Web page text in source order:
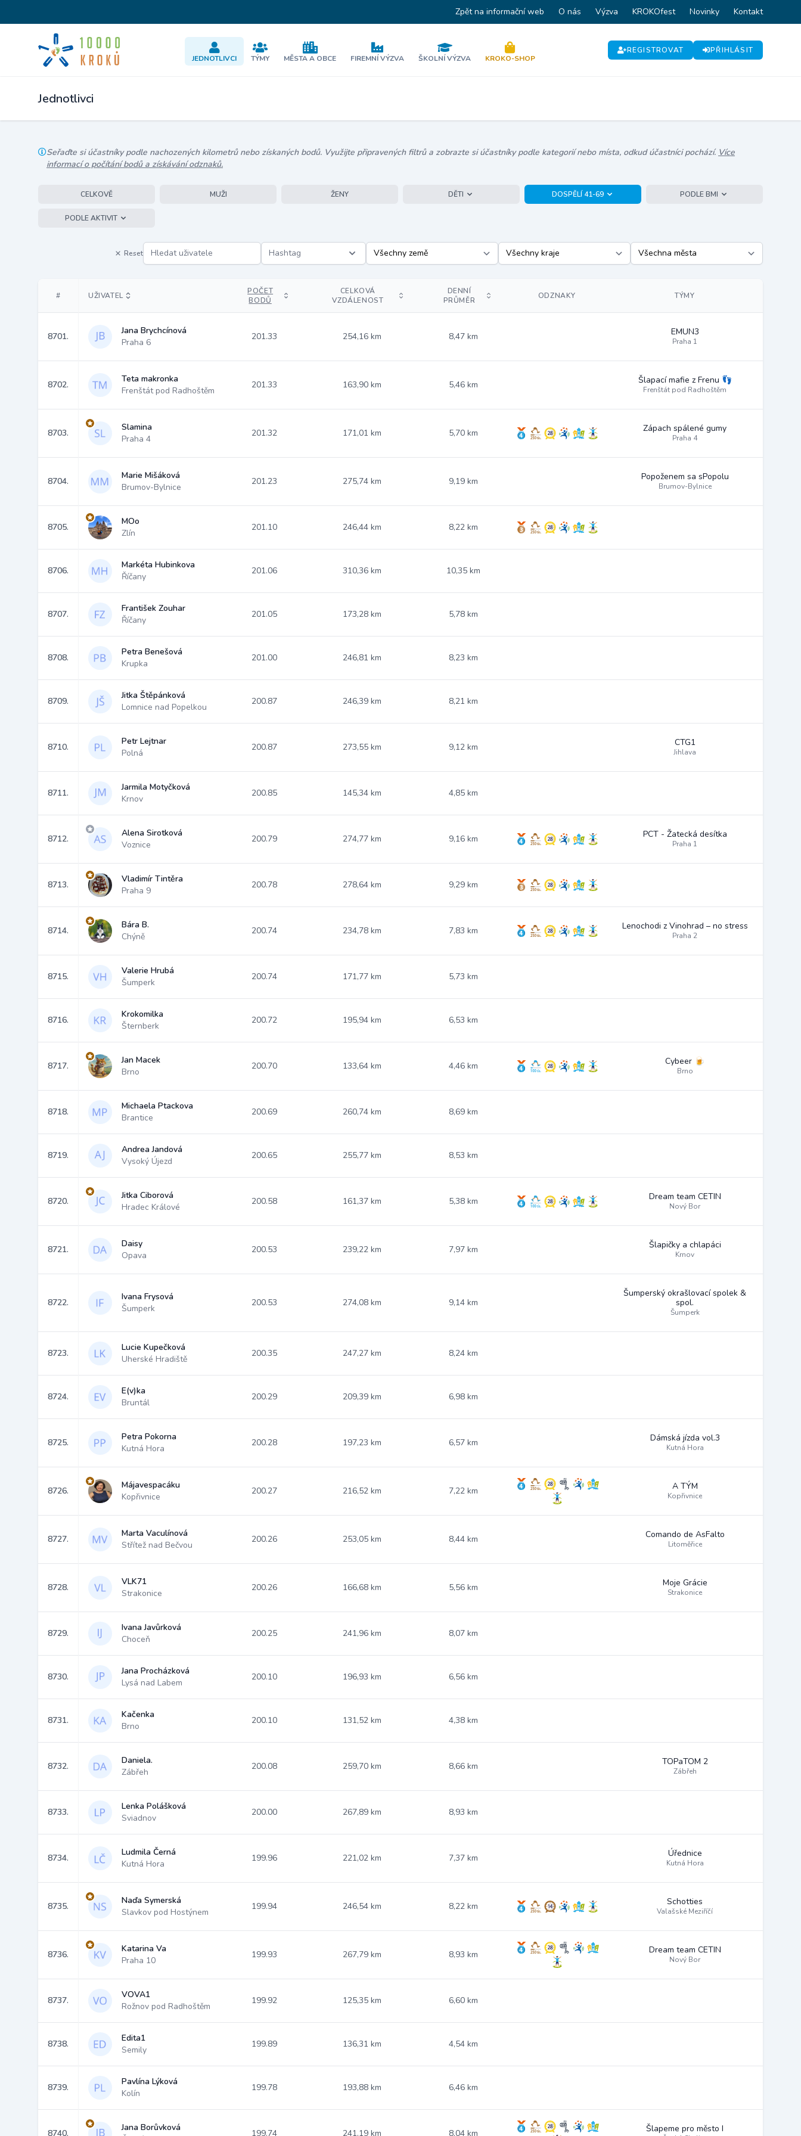
Zpět na informační web O nás Výzva KROKOfest Novinky Kontakt
JEDNOTLIVCI TÝMY MĚSTA A OBCE FIREMNÍ VÝZVA ŠKOLNÍ VÝZVA KROKO-SHOP
REGISTROVAT PŘIHLÁSIT
Jednotlivci
Seřaďte si účastníky podle nachozených kilometrů nebo získaných bodů. Využijte připravených filtrů a zobrazte si účastníky podle kategorií nebo místa, odkud účastníci pochází. Více
informací o počítání bodů a získávání odznaků.
CELKOVĚ MUŽI ŽENY DĚTI DOSPĚLÍ 41-69 PODLE BMI
PODLE AKTIVIT
Reset Hashtag
# UŽIVATEL
POČET
BODŮ
CELKOVÁ
VZDÁLENOST
DENNÍ
PRŮMĚR
ODZNAKY TÝMY
8701.
Jana Brychcínová
Praha 6
201.33 254,16 km 8,47 km EMUN3
Praha 1
8702.
Teta makronka
Frenštát pod Radhoštěm
201.33 163,90 km 5,46 km Šlapací mafie z Frenu 👣
Frenštát pod Radhoštěm
8703.
Slamina
Praha 4
201.32 171,01 km 5,70 km Zápach spálené gumy
Praha 4
8704.
Marie Mišáková
Brumov-Bylnice
201.23 275,74 km 9,19 km Popoženem sa sPopolu
Brumov-Bylnice
8705.
MOo
Zlín
201.10 246,44 km 8,22 km
8706.
Markéta Hubinkova
Říčany
201.06 310,36 km 10,35 km
8707.
František Zouhar
Říčany
201.05 173,28 km 5,78 km
8708.
Petra Benešová
Krupka
201.00 246,81 km 8,23 km
8709.
Jitka Štěpánková
Lomnice nad Popelkou
200.87 246,39 km 8,21 km
8710.
Petr Lejtnar
Polná
200.87 273,55 km 9,12 km CTG1
Jihlava
8711.
Jarmila Motyčková
Krnov
200.85 145,34 km 4,85 km
8712.
Alena Sirotková
Voznice
200.79 274,77 km 9,16 km PCT - Žatecká desítka
Praha 1
8713.
Vladimír Tintěra
Praha 9
200.78 278,64 km 9,29 km
8714.
Bára B.
Chýně
200.74 234,78 km 7,83 km Lenochodi z Vinohrad – no stress
Praha 2
8715.
Valerie Hrubá
Šumperk
200.74 171,77 km 5,73 km
8716.
Krokomilka
Šternberk
200.72 195,94 km 6,53 km
8717.
Jan Macek
Brno
200.70 133,64 km 4,46 km Cybeer 🍺
Brno
8718.
Michaela Ptackova
Brantice
200.69 260,74 km 8,69 km
8719.
Andrea Jandová
Vysoký Újezd
200.65 255,77 km 8,53 km
8720.
Jitka Ciborová
Hradec Králové
200.58 161,37 km 5,38 km Dream team CETIN
Nový Bor
8721.
Daisy
Opava
200.53 239,22 km 7,97 km Šlapičky a chlapáci
Krnov
8722.
Ivana Frysová
Šumperk
200.53 274,08 km 9,14 km
Šumperský okrašlovací spolek &
spol.
Šumperk
8723.
Lucie Kupečková
Uherské Hradiště
200.35 247,27 km 8,24 km
8724.
E(v)ka
Bruntál
200.29 209,39 km 6,98 km
8725.
Petra Pokorna
Kutná Hora
200.28 197,23 km 6,57 km Dámská jízda vol.3
Kutná Hora
8726.
Májavespacáku
Kopřivnice
200.27 216,52 km 7,22 km A TÝM
Kopřivnice
8727.
Marta Vaculínová
Střítež nad Bečvou
200.26 253,05 km 8,44 km Comando de AsFalto
Litoměřice
8728.
VLK71
Strakonice
200.26 166,68 km 5,56 km Moje Grácie
Strakonice
8729.
Ivana Javůrková
Choceň
200.25 241,96 km 8,07 km
8730.
Jana Procházková
Lysá nad Labem
200.10 196,93 km 6,56 km
8731.
Kačenka
Brno
200.10 131,52 km 4,38 km
8732.
Daniela.
Zábřeh
200.08 259,70 km 8,66 km TOPaTOM 2
Zábřeh
8733.
Lenka Polášková
Sviadnov
200.00 267,89 km 8,93 km
8734.
Ludmila Černá
Kutná Hora
199.96 221,02 km 7,37 km Úřednice
Kutná Hora
8735.
Naďa Symerská
Slavkov pod Hostýnem
199.94 246,54 km 8,22 km Schotties
Valašské Meziříčí
8736.
Katarina Va
Praha 10
199.93 267,79 km 8,93 km Dream team CETIN
Nový Bor
8737.
VOVA1
Rožnov pod Radhoštěm
199.92 125,35 km 6,60 km
8738.
Edita1
Semily
199.89 136,31 km 4,54 km
8739.
Pavlína Lýková
Kolín
199.78 193,88 km 6,46 km
8740.
Jana Borůvková
199.74 241,19 km 8,04 km Šlapeme pro město I